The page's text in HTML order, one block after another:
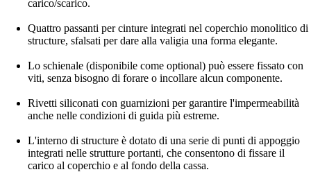
carico/scarico.
Quattro passanti per cinture integrati nel coperchio monolitico di
structure, sfalsati per dare alla valigia una forma elegante.
Lo schienale (disponibile come optional) può essere fissato con
viti, senza bisogno di forare o incollare alcun componente.
Rivetti siliconati con guarnizioni per garantire l'impermeabilità
anche nelle condizioni di guida più estreme.
L'interno di structure è dotato di una serie di punti di appoggio
integrati nelle strutture portanti, che consentono di fissare il
carico al coperchio e al fondo della cassa.